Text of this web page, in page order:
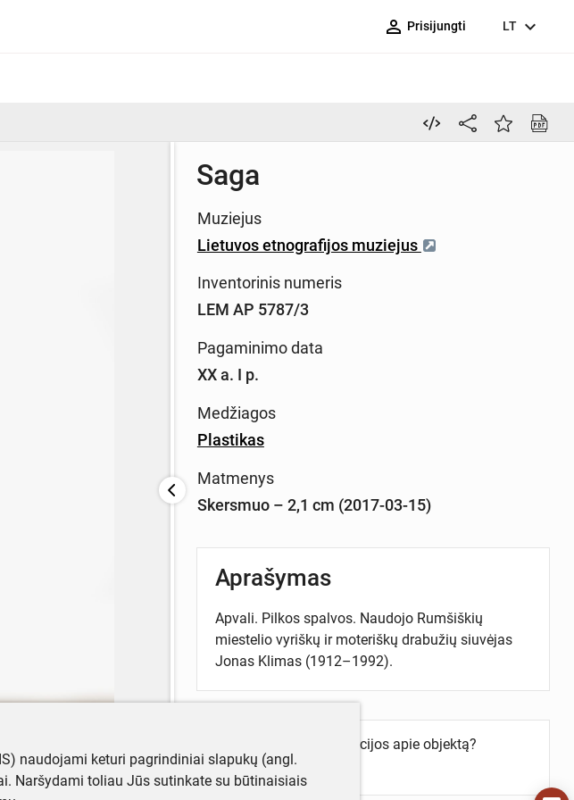
person_outline Prisijungti LT expand_more
Saga
Muziejus
Lietuvos etnografijos muziejus
Inventorinis numeris
LEM AP 5787/3
Pagaminimo data
XX a. I p.
Medžiagos
Plastikas
Matmenys
Skersmuo – 2,1 cm (2017-03-15)
Aprašymas
Apvali. Pilkos spalvos. Naudojo Rumšiškių
miestelio vyriškų ir moteriškų drabužių siuvėjas
Jonas Klimas (1912–1992).
Turite daugiau informacijos apie objektą?
Parašykite mums!
naudojami keturi pagrindiniai slapukų (angl.
Naršydami toliau Jūs sutinkate su būtinaisiais